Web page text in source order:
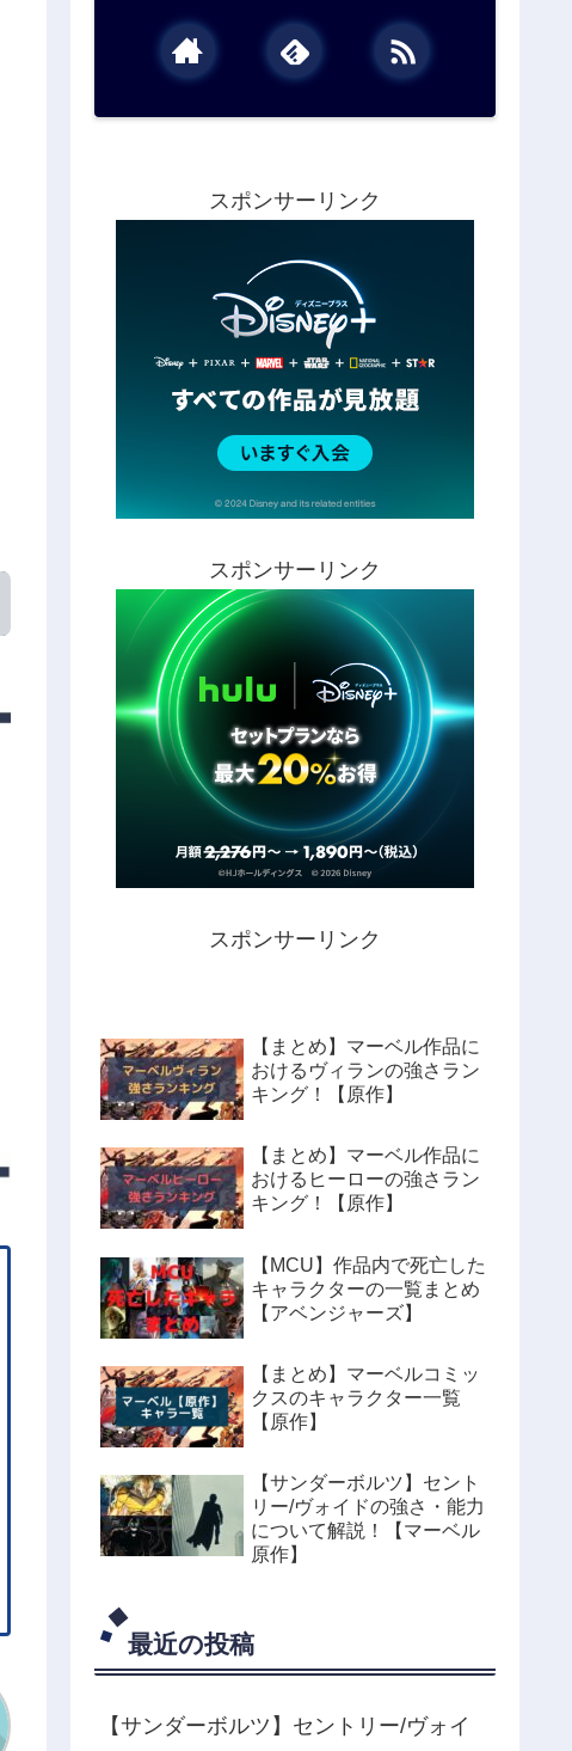
スポンサーリンク
スポンサーリンク
スポンサーリンク
【まとめ】マーベル作品に
おけるヴィランの強さラン
キング！【原作】
【まとめ】マーベル作品に
おけるヒーローの強さラン
キング！【原作】
【MCU】作品内で死亡した
キャラクターの一覧まとめ
【アベンジャーズ】
【まとめ】マーベルコミッ
クスのキャラクター一覧
【原作】
【サンダーボルツ】セント
リー/ヴォイドの強さ・能力
について解説！【マーベル
原作】
最近の投稿
【サンダーボルツ】セントリー/ヴォイ